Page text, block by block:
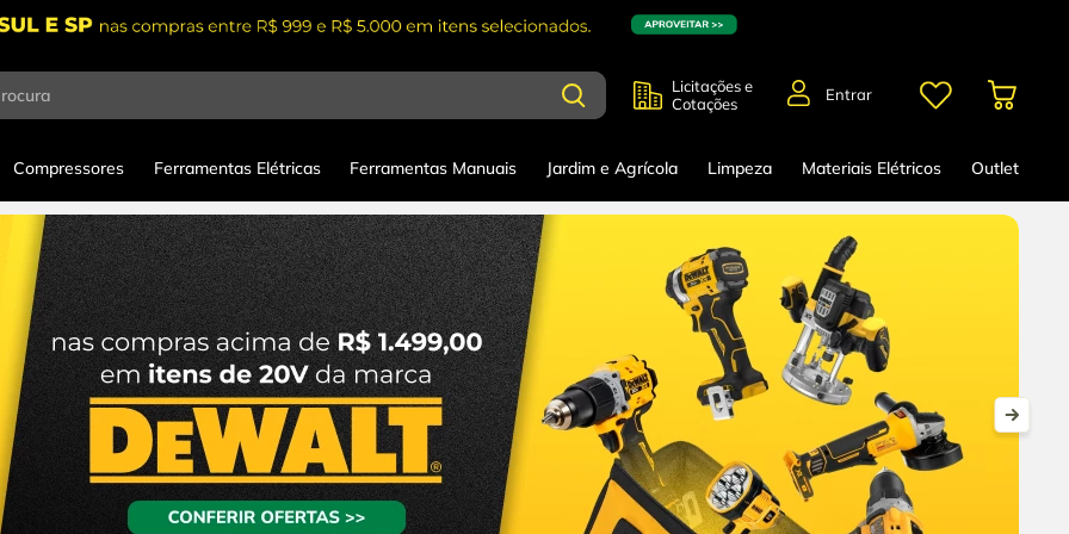
Licitações e
Cotações
Entrar
Compressores Ferramentas Elétricas Ferramentas Manuais Jardim e Agrícola Limpeza Materiais Elétricos Outlet